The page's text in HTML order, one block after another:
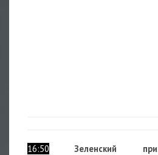
16:50
Зеленский